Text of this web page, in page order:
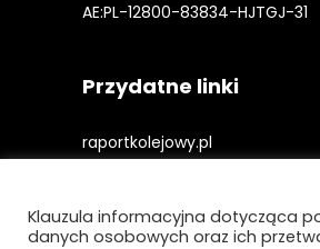
AE:PL-12800-83834-HJTGJ-31
Przydatne linki
raportkolejowy.pl
kolejowefirmy.pl
Klauzula informacyjna dotycząca
danych osobowych oraz ich